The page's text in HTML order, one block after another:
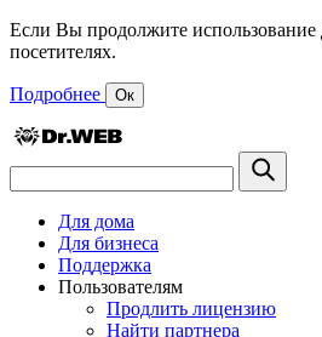
Если Вы продолжите использование
посетителях.
Подробнее Ок
Для дома
Для бизнеса
Поддержка
Пользователям
Продлить лицензию
Найти партнера